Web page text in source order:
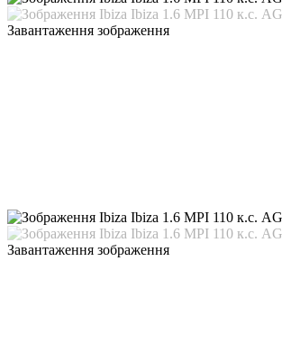
Завантаження зображення
Завантаження зображення